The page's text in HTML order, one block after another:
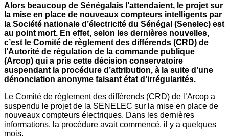
Alors beaucoup de Sénégalais l’attendaient, le projet sur
la mise en place de nouveaux compteurs intelligents par
la Société nationale d’électricité du Sénégal (Senelec) est
au point mort. En effet, selon les dernières nouvelles,
c’est le Comité de règlement des différends (CRD) de
l’Autorité de régulation de la commande publique
(Arcop) qui a pris cette décision conservatoire
suspendant la procédure d’attribution, à la suite d’une
dénonciation anonyme faisant état d’irrégularités.‎‎‎
Le Comité de règlement des différends (CRD) de l’Arcop a
suspendu le projet de la SENELEC sur la mise en place de
nouveaux compteurs électriques. Dans les dernières
informations, la procédure avait commencé, il y a quelques
mois.